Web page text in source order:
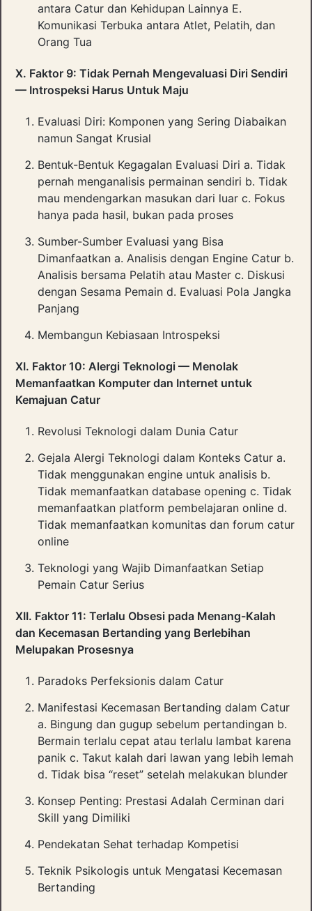
antara Catur dan Kehidupan Lainnya E.
Komunikasi Terbuka antara Atlet, Pelatih, dan
Orang Tua
X. Faktor 9: Tidak Pernah Mengevaluasi Diri Sendiri
— Introspeksi Harus Untuk Maju
Evaluasi Diri: Komponen yang Sering Diabaikan
namun Sangat Krusial
Bentuk-Bentuk Kegagalan Evaluasi Diri a. Tidak
pernah menganalisis permainan sendiri b. Tidak
mau mendengarkan masukan dari luar c. Fokus
hanya pada hasil, bukan pada proses
Sumber-Sumber Evaluasi yang Bisa
Dimanfaatkan a. Analisis dengan Engine Catur b.
Analisis bersama Pelatih atau Master c. Diskusi
dengan Sesama Pemain d. Evaluasi Pola Jangka
Panjang
Membangun Kebiasaan Introspeksi
XI. Faktor 10: Alergi Teknologi — Menolak
Memanfaatkan Komputer dan Internet untuk
Kemajuan Catur
Revolusi Teknologi dalam Dunia Catur
Gejala Alergi Teknologi dalam Konteks Catur a.
Tidak menggunakan engine untuk analisis b.
Tidak memanfaatkan database opening c. Tidak
memanfaatkan platform pembelajaran online d.
Tidak memanfaatkan komunitas dan forum catur
online
Teknologi yang Wajib Dimanfaatkan Setiap
Pemain Catur Serius
XII. Faktor 11: Terlalu Obsesi pada Menang-Kalah
dan Kecemasan Bertanding yang Berlebihan
Melupakan Prosesnya
Paradoks Perfeksionis dalam Catur
Manifestasi Kecemasan Bertanding dalam Catur
a. Bingung dan gugup sebelum pertandingan b.
Bermain terlalu cepat atau terlalu lambat karena
panik c. Takut kalah dari lawan yang lebih lemah
d. Tidak bisa “reset” setelah melakukan blunder
Konsep Penting: Prestasi Adalah Cerminan dari
Skill yang Dimiliki
Pendekatan Sehat terhadap Kompetisi
Teknik Psikologis untuk Mengatasi Kecemasan
Bertanding